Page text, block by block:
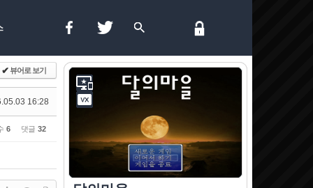
✔뷰어로 보기
16:28
6 댓글 32